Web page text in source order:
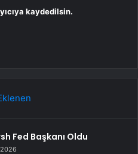
kaydedilsin.
Fed Başkanı Oldu